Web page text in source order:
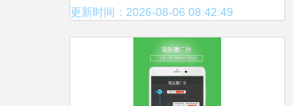
更新时间：2026-08-06 08:42:49